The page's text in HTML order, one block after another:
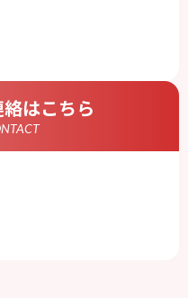
じます。
その他一切の取り扱い
る法律、その他の関連
ーを遵守します。
新の内容に保つよう努
な安全管理措置を講じ
テンツにおいてCookie
はこちら